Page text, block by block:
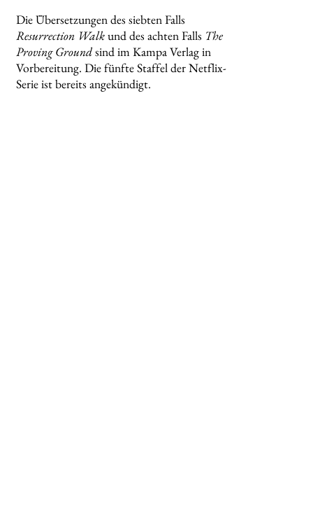
Die Übersetzungen des siebten Falls
Resurrection Walkund des achten Falls The
Proving Groundsind im Kampa Verlag in
Vorbereitung. Die fünfte Staffel der Netflix-
Serie ist bereits angekündigt.